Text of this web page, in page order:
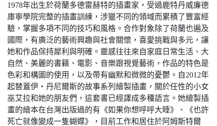
1978年出生於荷蘭多德雷赫特的插畫家，受過鹿特丹威廉德
庫寧學院完整的插畫訓練，涉獵不同的領域而累積了豐富經
驗，掌握多項不同的技巧和風格。合作對象除了荷蘭也遍及
國際，有廣泛的藝術興趣與社會關懷，喜愛挑戰與多元，讓
她和作品保持犀利與明確。靈感往往來自家庭日常生活、大
自然、美麗的書籍、電影、音樂跟視覺藝術，作品的特色是
色彩和構圖的使用，以及帶有幽默和微微的憂鬱。自2012年
起替蓋伊‧丹尼爾斯的故事系列繪製插畫，關於任性的小女
巫艾拉和她的朋友們，這套書已經譯成多種語言。她繪製插
畫的繪本在台灣出版過的有《如果你想呼呼大睡》、《也許
死亡就像變成一隻蝴蝶》，目前工作和居住於阿姆斯特爾